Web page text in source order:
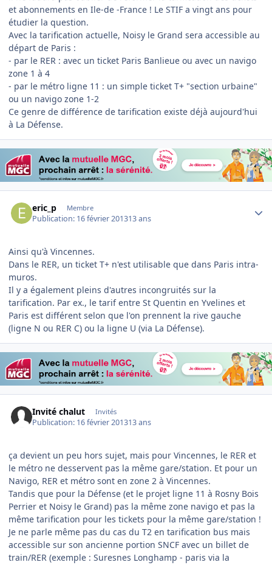
et abonnements en Ile-de -France ! Le STIF a vingt ans pour
étudier la question.
Avec la tarification actuelle, Noisy le Grand sera accessible au
départ de Paris :
- par le RER : avec un ticket Paris Banlieue ou avec un navigo
zone 1 à 4
- par le métro ligne 11 : un simple ticket T+ "section urbaine"
ou un navigo zone 1-2
Ce genre de différence de tarification existe déjà aujourd'hui
à La Défense.
eric_p Membre
Publication: 16 février 201313 ans
Ainsi qu'à Vincennes.
Dans le RER, un ticket T+ n'est utilisable que dans Paris intra-
muros.
Il y a également pleins d'autres incongruités sur la
tarification. Par ex., le tarif entre St Quentin en Yvelines et
Paris est différent selon que l'on prennent la rive gauche
(ligne N ou RER C) ou la ligne U (via La Défense).
Invité chalut Invités
Publication: 16 février 201313 ans
ça devient un peu hors sujet, mais pour Vincennes, le RER et
le métro ne desservent pas la même gare/station. Et pour un
Navigo, RER et métro sont en zone 2 à Vincennes.
Tandis que pour la Défense (et le projet ligne 11 à Rosny Bois
Perrier et Noisy le Grand) pas la même zone navigo et pas la
même tarification pour les tickets pour la même gare/station !
Je ne parle même pas du cas du T2 en tarification bus mais
accessible sur son ancienne portion SNCF avec un billet de
train/RER (exemple : Suresnes Longhamp - paris via la